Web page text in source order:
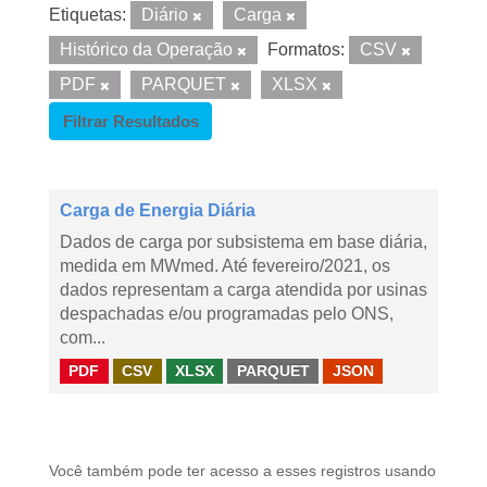
Etiquetas: Diário
Carga
Histórico da Operação
Formatos:
CSV
PDF
PARQUET
XLSX
Filtrar Resultados
Carga de Energia Diária
Dados de carga por subsistema em base diária,
medida em MWmed. Até fevereiro/2021, os
dados representam a carga atendida por usinas
despachadas e/ou programadas pelo ONS,
com...
PDF CSV XLSX PARQUET JSON
Você também pode ter acesso a esses registros usando